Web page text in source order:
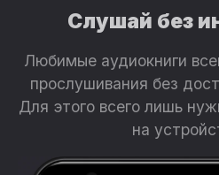
Слушай без
Любимые аудиокниги
прослушивания без
Для этого всего лишь
на